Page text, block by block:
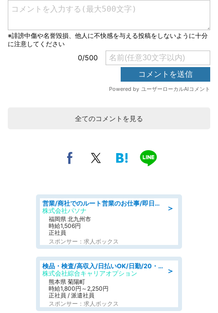
全てのコメントを見る
＞
営業/商社でのルート営業のお仕事/即日勤務可/車通勤可/営業
株式会社パソナ
福岡県 北九州市
時給1,506円
正社員
スポンサー：求人ボックス
＞
検品・検査/高収入/日払いOK/日勤/20・30・40代活躍中/製造 工場
株式会社綜合キャリアオプション
熊本県 菊陽町
時給1,800円～2,250円
正社員 / 派遣社員
スポンサー：求人ボックス